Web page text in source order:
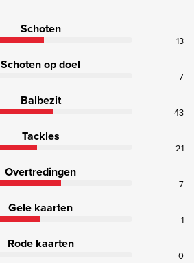
Schoten
13
Schoten op doel
7
Balbezit
43
Tackles
21
Overtredingen
7
Gele kaarten
1
Rode kaarten
0